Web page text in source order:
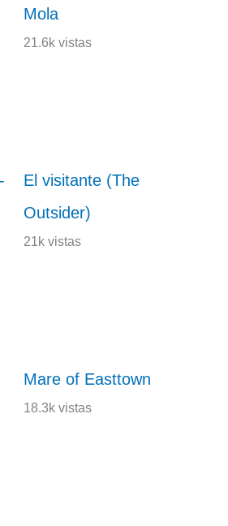
Mola
21.6k vistas
El visitante (The
Outsider)
21k vistas
Mare of Easttown
18.3k vistas